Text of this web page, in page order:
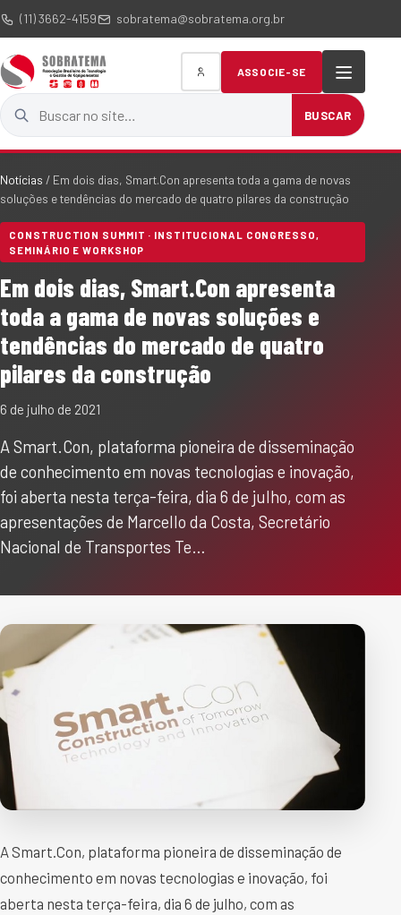
(11) 3662-4159 sobratema@sobratema.org.br
Buscar no site
BUSCAR
ASSOCIE-SE
Notícias / Em dois dias, Smart.Con apresenta toda a gama de novas
soluções e tendências do mercado de quatro pilares da construção
CONSTRUCTION SUMMIT · INSTITUCIONAL CONGRESSO,
SEMINÁRIO E WORKSHOP
Em dois dias, Smart.Con apresenta
toda a gama de novas soluções e
tendências do mercado de quatro
pilares da construção
6 de julho de 2021
A Smart.Con, plataforma pioneira de disseminação
de conhecimento em novas tecnologias e inovação,
foi aberta nesta terça-feira, dia 6 de julho, com as
apresentações de Marcello da Costa, Secretário
Nacional de Transportes Te…
A Smart.Con, plataforma pioneira de disseminação de
conhecimento em novas tecnologias e inovação, foi
aberta nesta terça-feira, dia 6 de julho, com as